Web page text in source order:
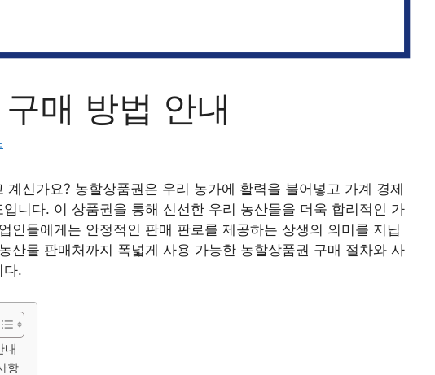
매 방법 안내
계신가요? 농할상품권은 우리 농가에 활력을 불어넣고 가계 경제
니다. 이 상품권을 통해 신선한 우리 농산물을 더욱 합리적인 가
인들에게는 안정적인 판매 판로를 제공하는 상생의 의미를 지닙
산물 판매처까지 폭넓게 사용 가능한 농할상품권 구매 절차와 사
다.
내
항